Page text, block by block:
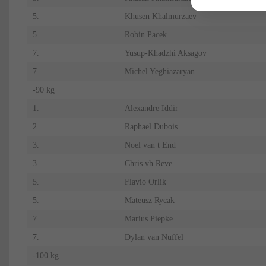
5. Khusen Khalmurzaev
5. Robin Pacek
7. Yusup-Khadzhi Aksagov
7. Michel Yeghiazaryan
-90 kg
Alexandre Iddir
2. Raphael Dubois
3. Noel van t End
3. Chris vh Reve
5. Flavio Orlik
5. Mateusz Rycak
7. Marius Piepke
7. Dylan van Nuffel
-100 kg